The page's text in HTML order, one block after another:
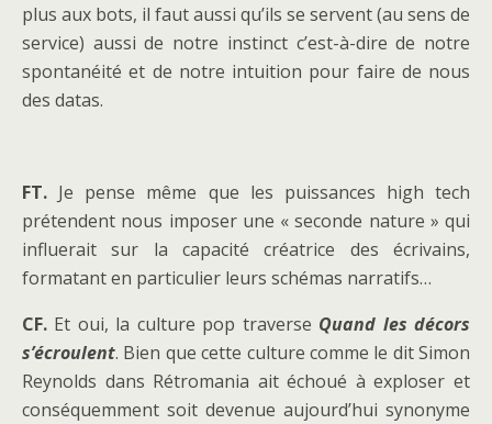
plus aux bots, il faut aussi qu’ils se servent (au sens de
service) aussi de notre instinct c’est-à-dire de notre
spontanéité et de notre intuition pour faire de nous
des datas.
FT. Je pense même que les puissances high tech
prétendent nous imposer une « seconde nature » qui
influerait sur la capacité créatrice des écrivains,
formatant en particulier leurs schémas narratifs…
CF. Et oui, la culture pop traverse Quand les décors
s’écroulent. Bien que cette culture comme le dit Simon
Reynolds dans Rétromania ait échoué à exploser et
conséquemment soit devenue aujourd’hui synonyme